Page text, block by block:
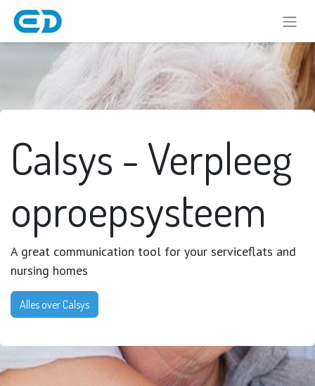
Calsys - Verpleeg
oproepsysteem
A great communication tool for your serviceflats and
nursing homes
Alles over Calsys